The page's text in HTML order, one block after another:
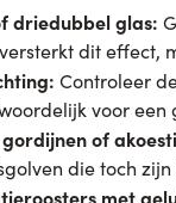
driedubbel glas:
dit effect,
Controleer
voor
of
die toch
met